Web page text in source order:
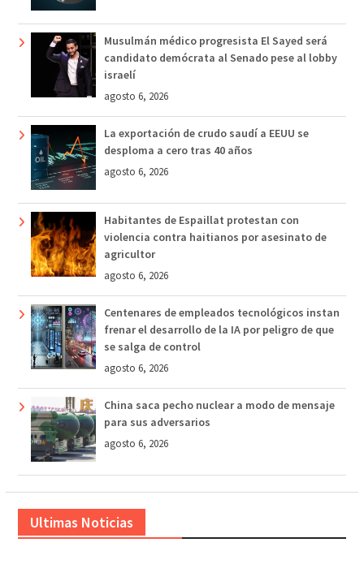
Musulmán médico progresista El Sayed será
candidato demócrata al Senado pese al lobby
israelí
agosto 6, 2026
La exportación de crudo saudí a EEUU se
desploma a cero tras 40 años
agosto 6, 2026
Habitantes de Espaillat protestan con
violencia contra haitianos por asesinato de
agricultor
agosto 6, 2026
Centenares de empleados tecnológicos instan
frenar el desarrollo de la IA por peligro de que
se salga de control
agosto 6, 2026
China saca pecho nuclear a modo de mensaje
para sus adversarios
agosto 6, 2026
Ultimas Noticias